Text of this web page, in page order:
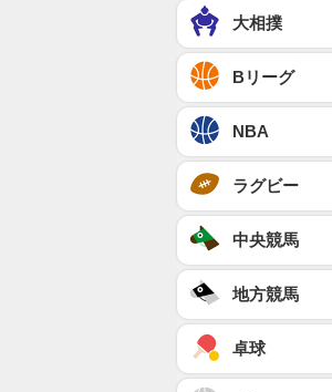
大相撲
Bリーグ
NBA
ラグビー
中央競馬
地方競馬
卓球